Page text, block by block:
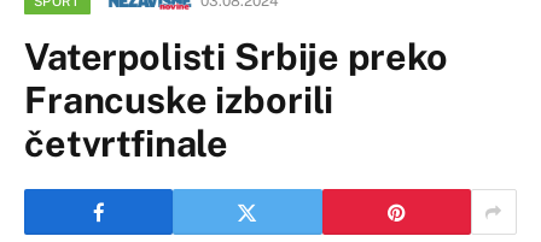
Vaterpolisti Srbije preko
Francuske izborili
četvrtfinale